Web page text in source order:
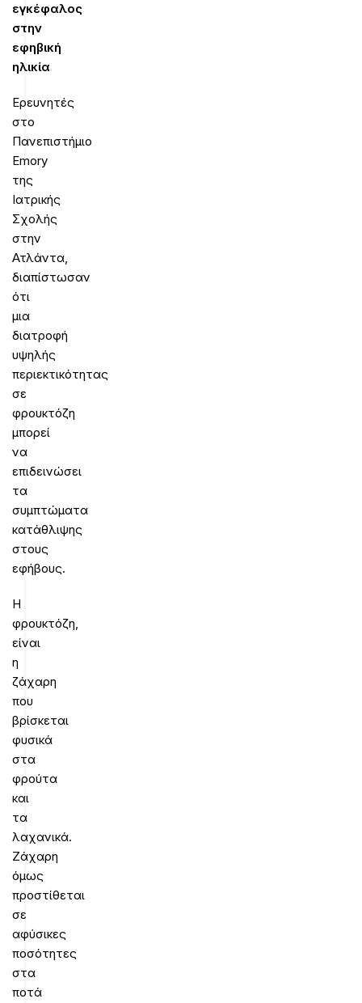
εγκέφαλος
στην
εφηβική
ηλικία
Ερευνητές
στο
Πανεπιστήμιο
Emory
της
Ιατρικής
Σχολής
στην
Ατλάντα,
διαπίστωσαν
ότι
μια
διατροφή
υψηλής
περιεκτικότητας
σε
φρουκτόζη
μπορεί
να
επιδεινώσει
τα
συμπτώματα
κατάθλιψης
στους
εφήβους.
Η
φρουκτόζη,
είναι
η
ζάχαρη
που
βρίσκεται
φυσικά
στα
φρούτα
και
τα
λαχανικά.
Ζάχαρη
όμως
προστίθεται
σε
αφύσικες
ποσότητες
στα
ποτά